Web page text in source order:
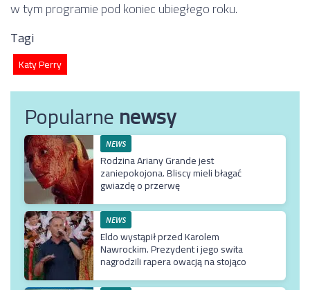
w tym programie pod koniec ubiegłego roku.
Tagi
Katy Perry
Popularnenewsy
NEWS
Rodzina Ariany Grande jest
zaniepokojona. Bliscy mieli błagać
gwiazdę o przerwę
NEWS
Eldo wystąpił przed Karolem
Nawrockim. Prezydent i jego swita
nagrodzili rapera owacją na stojąco